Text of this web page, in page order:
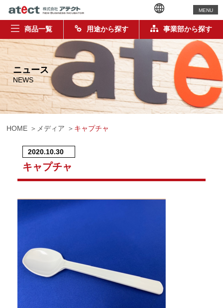
MENU
商品一覧 用途から探す 事業部から探す
ニュース
NEWS
HOME メディア キャプチャ
2020.10.30
キャプチャ